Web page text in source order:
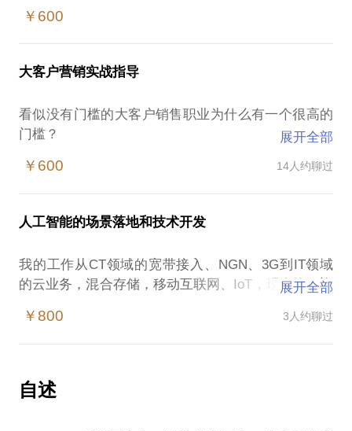
色。稳定的自我结构开始发生变化。新的环境和变化
的内外部发展动机、他人期待和自我预期、技能和资
变化，逃避和对抗不再有效，探索新的道路的职场人
探索历程： 采用OH卡牌技术，结合心理学的精神动
过CBT进程发展、显现来访者心中1-2个自动化思维和
的英雄之旅
（1）通过OH卡牌技术，破除我们心中的防御，寻找
量，盟友和障碍
（3） 探索导师的出现，预期改变
￥600
大客户营销实战指导
看似没有门槛的大客户销售职业为什么有一个很高的
门槛？
抓不住项目销售的阶段重点是什么；
选择客户和分配资源的失衡
缺乏足够的管理工具，事必躬亲
我在营销和销售领域有十几年大客户销售经验，有多
年不败和单项目签单过亿的辉煌业绩，这其中有很多
个人的努力和不放弃，但是也有很多现在看是注定发
项目营销实战经验；
展开全部
￥600 14人约聊过
人工智能的场景落地和技术开发
我的工作从CT领域的宽带接入、NGN、3G到IT领域
的云业务，混合存储，移动互联网、IoT，现在终于迎
世界数字化浪潮从通信业务开始发展，汇聚的信息诞
壤，未来的企业和个人数字化程度越高，在竞争中也
就具备降维打击的优势，今日头条和拼多多在红海中
展开全部
￥800 3人约聊过
自述